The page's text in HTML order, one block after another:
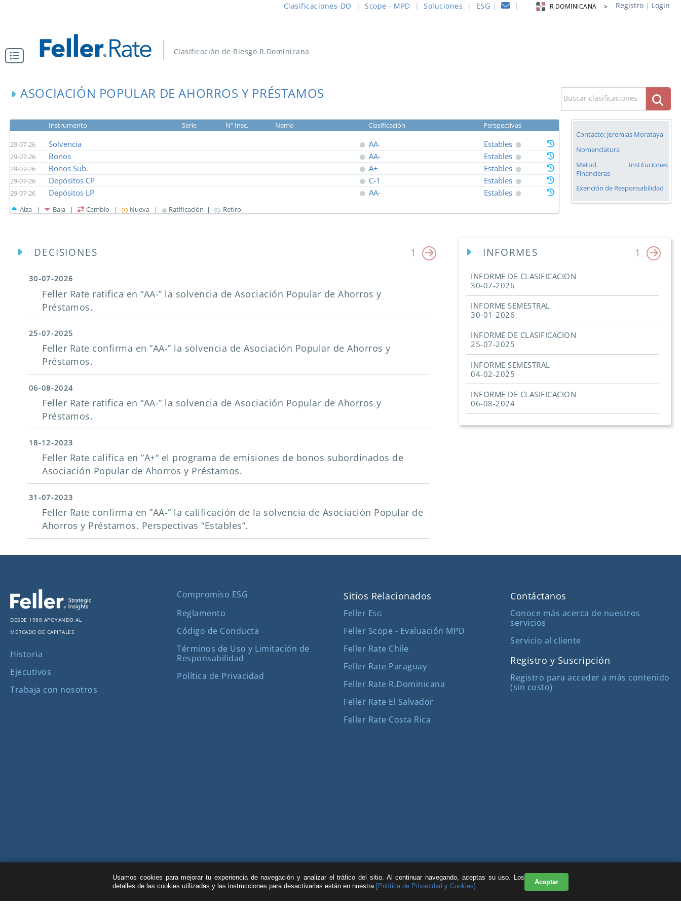
Clasificación de Riesgo R.Dominicana
Clasificaciones-DO |Scope - MPD |Soluciones | ESG | | R.DOMINICANA > Registro| Login
ASOCIACIÓN POPULAR DE AHORROS Y PRÉSTAMOS Buscar clasificaciones
Instrumento Serie Nº Insc. Nemo Clasificación Perspectivas
29-07-26 Solvencia AA- Estables
29-07-26 Bonos AA- Estables
29-07-26 Bonos Sub. A+ Estables
29-07-26 Depósitos CP C-1 Estables
29-07-26 Depósitos LP AA- Estables
Alza | Baja | Cambio | Nueva | Ratificación | Retiro
Contacto: Jeremías Morataya
Nomenclatura
Metod. Instituciones
Financieras
Exención de Responsabilidad
DECISIONES 1
30-07-2026
Feller Rate ratifica en “AA-” la solvencia de Asociación Popular de Ahorros y
Préstamos.
25-07-2025
Feller Rate confirma en “AA-” la solvencia de Asociación Popular de Ahorros y
Préstamos.
06-08-2024
Feller Rate ratifica en “AA-” la solvencia de Asociación Popular de Ahorros y
Préstamos.
18-12-2023
Feller Rate califica en ”A+“ el programa de emisiones de bonos subordinados de
Asociación Popular de Ahorros y Préstamos.
31-07-2023
Feller Rate confirma en ”AA-“ la calificación de la solvencia de Asociación Popular de
Ahorros y Préstamos. Perspectivas “Estables”.
INFORMES 1
INFORME DE CLASIFICACION
30-07-2026
INFORME SEMESTRAL
30-01-2026
INFORME DE CLASIFICACION
25-07-2025
INFORME SEMESTRAL
04-02-2025
INFORME DE CLASIFICACION
06-08-2024
Desde 1988 apoyando al
mercado de capitales
Historia
Ejecutivos
Trabaja con nosotros
Compromiso ESG
Reglamento
Código de Conducta
Términos de Uso y Limitación de
Responsabilidad
Política de Privacidad
Sitios Relacionados
Feller ESG
Feller Scope - Evaluación MPD
Feller Rate Chile
Feller Rate Paraguay
Feller Rate R.Dominicana
Feller Rate El Salvador
Feller Rate Costa Rica
Contáctanos
Conoce más acerca de nuestros
servicios
Servicio al cliente
Registro y Suscripción
Registro para acceder a más contenido
(sin costo)
Usamos cookies para mejorar tu experiencia de navegación y analizar el tráfico del sitio. Al continuar navegando, aceptas su uso. Los
detalles de las cookies utilizadas y las instrucciones para desactivarlas están en nuestra [Política de Privacidad y Cookies].
Aceptar